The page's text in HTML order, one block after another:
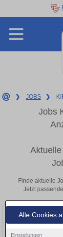
Alle Cookies
Einstellungen
❯ JOBS ❯
Jobs
Finde aktuelle
Jetzt